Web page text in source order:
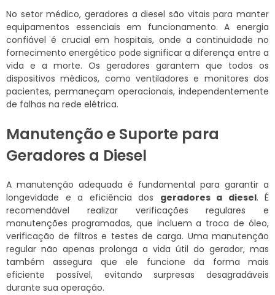
No setor médico, geradores a diesel são vitais para manter
equipamentos essenciais em funcionamento. A energia
confiável é crucial em hospitais, onde a continuidade no
fornecimento energético pode significar a diferença entre a
vida e a morte. Os geradores garantem que todos os
dispositivos médicos, como ventiladores e monitores dos
pacientes, permaneçam operacionais, independentemente
de falhas na rede elétrica.
Manutenção e Suporte para
Geradores a Diesel
A manutenção adequada é fundamental para garantir a
longevidade e a eficiência dos geradores a diesel. É
recomendável realizar verificações regulares e
manutenções programadas, que incluem a troca de óleo,
verificação de filtros e testes de carga. Uma manutenção
regular não apenas prolonga a vida útil do gerador, mas
também assegura que ele funcione da forma mais
eficiente possível, evitando surpresas desagradáveis
durante sua operação.